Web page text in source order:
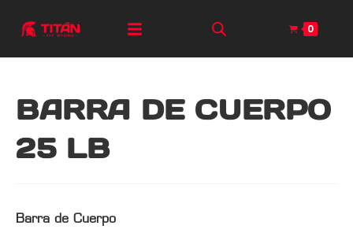
0
BARRA DE CUERPO
25 LB
Barra de Cuerpo